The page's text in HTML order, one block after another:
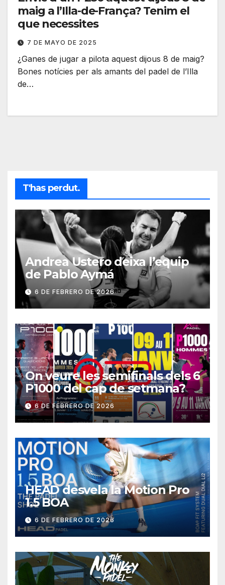
maig a l’Illa-de-França? Tenim el
que necessites
7 DE MAYO DE 2025
¿Ganes de jugar a pilota aquest dijous 8 de maig?
Bones notícies per als amants del padel de l’Illa
de…
T'has perdut.
Andrea Ustero deixa l’equip
de Pablo Aymá
6 DE FEBRERO DE 2026
On veure les semifinals dels 6
P1000 del cap de setmana?
6 DE FEBRERO DE 2026
HEAD desvela la Motion Pro
1.5 BOA
6 DE FEBRERO DE 2026